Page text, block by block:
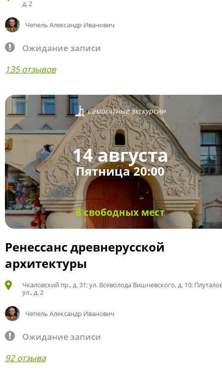
д. 2
Чепель Александр Иванович
Ожидание записи
135 отзывов
Самокатные экскурсии
14 августа
Пятница 20:00
8 свободных мест
Ренессанс древнерусской
архитектуры
Чкаловский пр., д. 31; ул. Всеволода Вишневского, д. 10;
ул., д. 2
Чепель Александр Иванович
Ожидание записи
92 отзыва